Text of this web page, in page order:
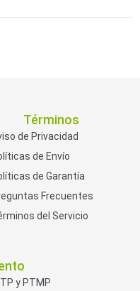
Términos
de Privacidad
de Envío
de Garantía
Frecuentes
del Servicio
y PTMP